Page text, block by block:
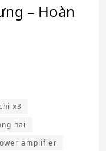
– Hoàn
x3
hai
amplifier